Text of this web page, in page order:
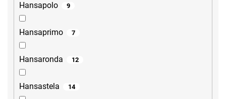
Hansapolo 9
Hansaprimo 7
Hansaronda 12
Hansastela 14